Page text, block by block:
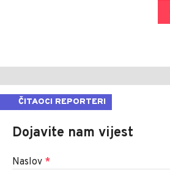
ČITAOCI REPORTERI
Dojavite nam vijest
Naslov *